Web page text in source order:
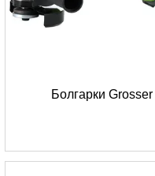
Болгарки Grosser